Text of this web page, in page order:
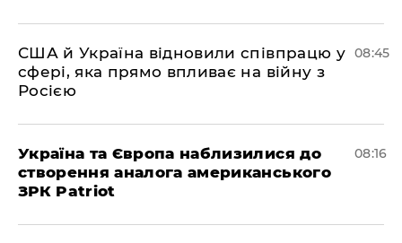
США й Україна відновили співпрацю у
сфері, яка прямо впливає на війну з
Росією
08:45
Україна та Європа наблизилися до
створення аналога американського
ЗРК Patriot
08:16